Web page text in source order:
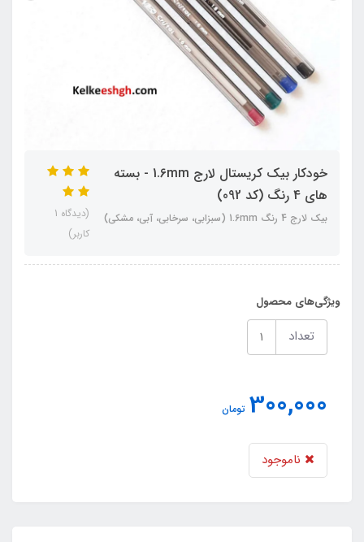
خودکار بیک کریستال لارج 1.6mm - بسته
های 4 رنگ (کد 092)
بیک لارج 4 رنگ 1.6mm (سبزابی، سرخابی،‌ آبی، مشکی)
(دیدگاه 1
کاربر)
ویژگی‌های محصول
تعداد
300,000 تومان
ناموجود